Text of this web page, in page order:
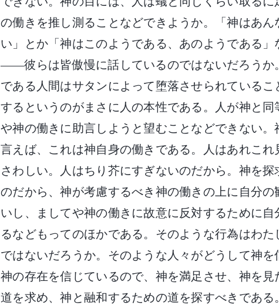
の働きを推し測ることなどできようか。「神はあ
い」とか「神はこのようである、あのようである
――彼らは皆傲慢に話しているのではないだろうか
である人間はサタンによって堕落させられている
するというのがまさに人の本性である。人が神と
や神の働きに助言しようと望むことなどできない
言えば、これは神自身の働きである。人はあれこ
さわしい。人はちり芥にすぎないのだから。神を
のだから、神が考慮するべき神の働きの上に自分
いし、ましてや神の働きに故意に反対するために
るなどもってのほかである。そのような行為はわ
ではないだろうか。そのような人々がどうして神
神の存在を信じているので、神を満足させ、神を
道を求め、神と融和するための道を探すべきであ